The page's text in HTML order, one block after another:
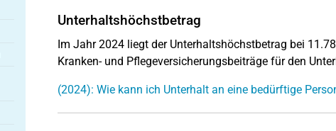
Unterhaltshöchstbetrag
Im Jahr 2024 liegt der Unterhaltshöchstbetrag bei
Kranken- und Pflegeversicherungsbeiträge für den
(2024): Wie kann ich Unterhalt an eine bedürftige